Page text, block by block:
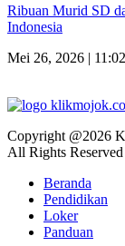
Ribuan Murid SD
Indonesia
Mei 26, 2026 |
Copyright @2026
All Rights Reserved
Beranda
Pendidikan
Loker
Panduan